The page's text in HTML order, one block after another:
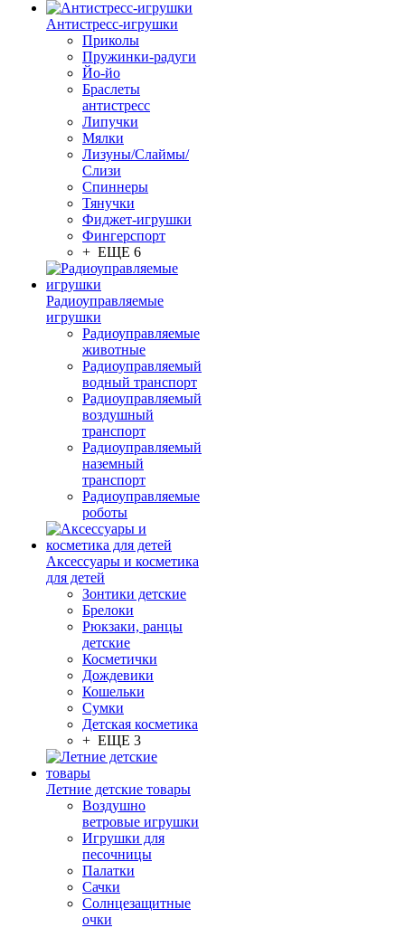
Антистресс-игрушки
Приколы
Пружинки-радуги
Йо-йо
Браслеты
антистресс
Липучки
Мялки
Лизуны/Слаймы/
Слизи
Спиннеры
Тянучки
Фиджет-игрушки
Фингерспорт
+ ЕЩЕ 6
Радиоуправляемые
игрушки
Радиоуправляемые
животные
Радиоуправляемый
водный транспорт
Радиоуправляемый
воздушный
транспорт
Радиоуправляемый
наземный
транспорт
Радиоуправляемые
роботы
Аксессуары и косметика
для детей
Зонтики детские
Брелоки
Рюкзаки, ранцы
детские
Косметички
Дождевики
Кошельки
Сумки
Детская косметика
+ ЕЩЕ 3
Летние детские товары
Воздушно
ветровые игрушки
Игрушки для
песочницы
Палатки
Сачки
Солнцезащитные
очки